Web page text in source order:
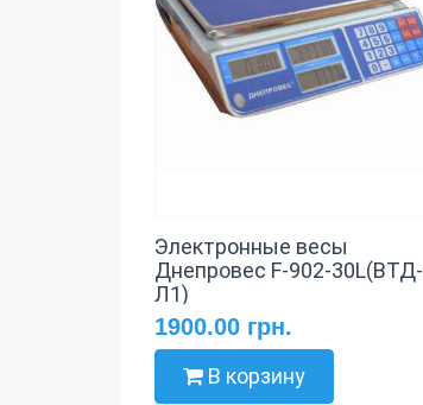
Электронные весы
Днепровес F-902-30L(ВТД-
Л1)
1900.00 грн.
В корзину